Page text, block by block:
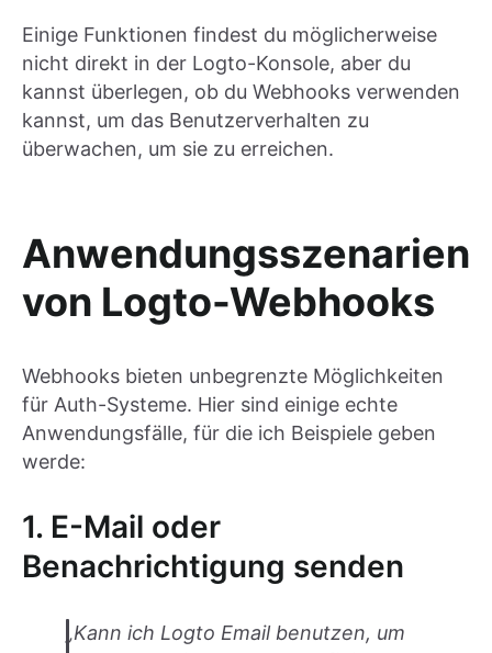
Einige Funktionen findest du möglicherweise
nicht direkt in der Logto-Konsole, aber du
kannst überlegen, ob du Webhooks verwenden
kannst, um das Benutzerverhalten zu
überwachen, um sie zu erreichen.
Anwendungsszenarien
von Logto-Webhooks
Webhooks bieten unbegrenzte Möglichkeiten
für Auth-Systeme. Hier sind einige echte
Anwendungsfälle, für die ich Beispiele geben
werde:
1. E-Mail oder
Benachrichtigung senden
„Kann ich Logto Email benutzen, um